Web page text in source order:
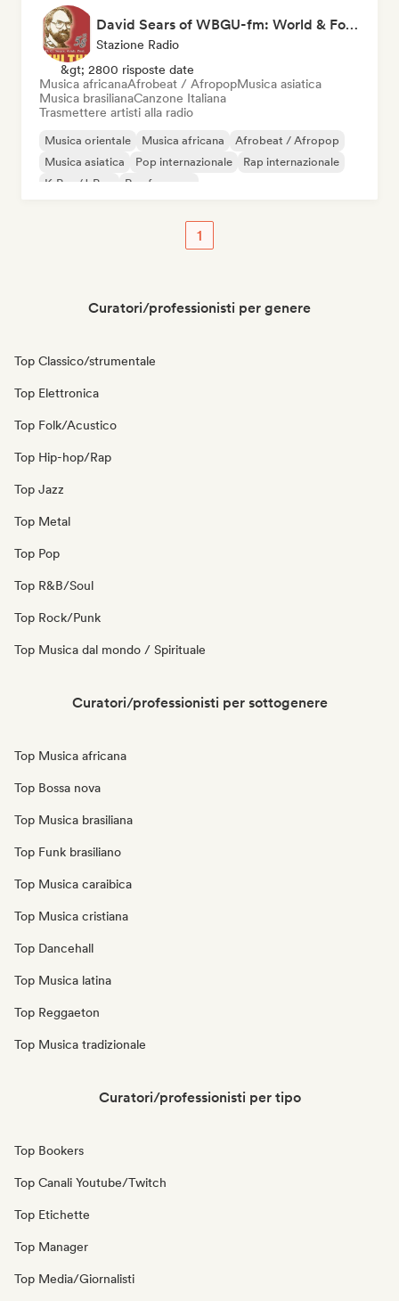
David Sears of WBGU-fm: World & Folk Music DJ
Stazione Radio
&gt; 2800 risposte date
Musica africanaAfrobeat / AfropopMusica asiatica
Musica brasilianaCanzone Italiana
Trasmettere artisti alla radio
Musica orientale Musica africana
Afrobeat / Afropop
Musica asiatica
Pop internazionale
Rap internazionale
K-Pop/J-Pop
Rap francese
1
Curatori/professionisti per genere
Top Classico/strumentale
Top Elettronica
Top Folk/Acustico
Top Hip-hop/Rap
Top Jazz
Top Metal
Top Pop
Top R&B/Soul
Top Rock/Punk
Top Musica dal mondo / Spirituale
Curatori/professionisti per sottogenere
Top Musica africana
Top Bossa nova
Top Musica brasiliana
Top Funk brasiliano
Top Musica caraibica
Top Musica cristiana
Top Dancehall
Top Musica latina
Top Reggaeton
Top Musica tradizionale
Curatori/professionisti per tipo
Top Bookers
Top Canali Youtube/Twitch
Top Etichette
Top Manager
Top Media/Giornalisti